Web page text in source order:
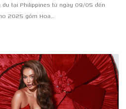
tại Philippines từ ngày 09/05 đến
2025 gồm Hoa…